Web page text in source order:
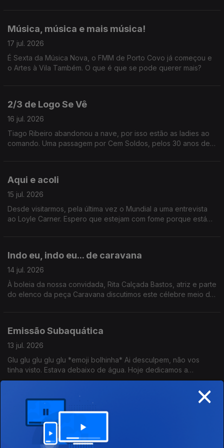
Música, música e mais música!
17 jul. 2026
É Sexta da Música Nova, o FMM de Porto Covo já começou e
o Artes à Vila Também. O que é que se pode querer mais?
2/3 de Logo Se Vê
16 jul. 2026
Tiago Ribeiro abandonou a nave, por isso estão as ladies ao
comando. Uma passagem por Cem Soldos, pelos 30 anos de
Aqui e acoli
15 jul. 2026
Desde visitarmos, pela última vez o Mundial a uma entrevista
ao Loyle Carner. Espero que estejam com fome porque está
Indo eu, indo eu... de caravana
14 jul. 2026
À boleia da nossa convidada, Rita Calçada Bastos, atriz e parte
do elenco da peça Caravana discutimos este célebre meio de
Emissão Subaquática
13 jul. 2026
Glu glu glu glu glu *emoji bolhinha* Ai desculpem, não vos
tinha visto. Estava debaixo de água. Hoje dedicamos a
emissão ao mundo subaquático: conversamos com Carla
Alive e recomenda-se!
10 jul. 2026
Mais um dia pelo Passeio Marítimo de Algés a acompanhar o
NOS Alive. Ainda, uma visita até à Guarda para o Cerco de
×